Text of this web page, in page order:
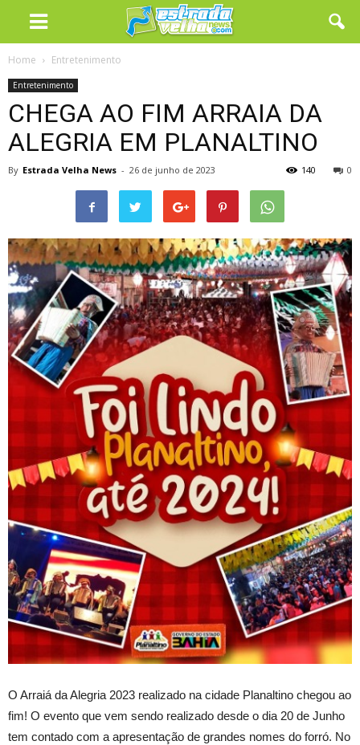
Home Entretenimento
Entretenimento
CHEGA AO FIM ARRAIA DA
ALEGRIA EM PLANALTINO
By Estrada Velha News - 26 de junho de 2023 0
140
O Arraiá da Alegria 2023 realizado na cidade Planaltino chegou ao
fim! O evento que vem sendo realizado desde o dia 20 de Junho
tem contado com a apresentação de grandes nomes do forró. No